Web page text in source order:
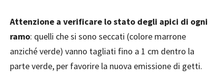
Attenzione a verificare lo stato degli apici di ogni
ramo: quelli che si sono seccati (colore marrone
anziché verde) vanno tagliati fino a 1 cm dentro la
parte verde, per favorire la nuova emissione di getti.